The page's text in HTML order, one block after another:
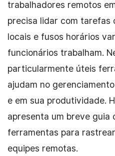
trabalhadores remotos
precisa lidar com tarefas
locais e fusos horários
funcionários trabalham.
particularmente úteis
ajudam no
e em sua produtividade.
apresenta um breve guia
ferramentas para
equipes remotas.